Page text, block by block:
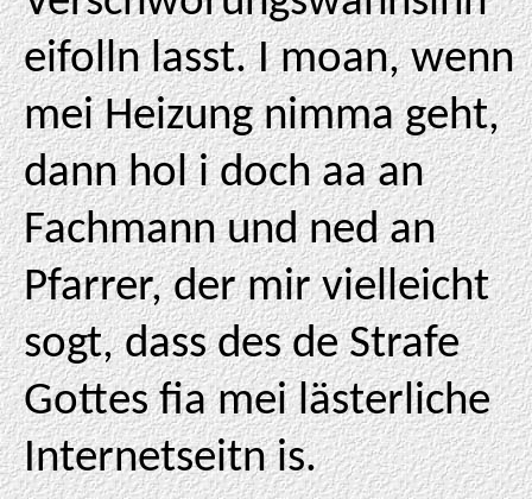
eifolln lasst. I moan, wenn
mei Heizung nimma geht,
dann hol i doch aa an
Fachmann und ned an
Pfarrer, der mir vielleicht
sogt, dass des de Strafe
Gottes fia mei lästerliche
Internetseitn is.